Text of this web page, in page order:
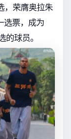
，荣膺奥拉朱
选票，成为
球员。